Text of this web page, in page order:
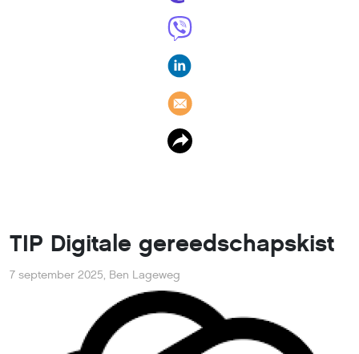
TIP Digitale gereedschapskist
7 september 2025, Ben Lageweg